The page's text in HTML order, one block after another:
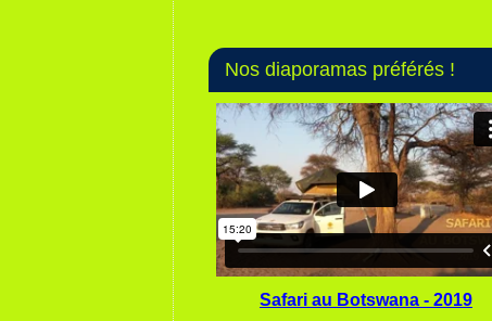
Nos diaporamas préférés !
Safari au Botswana - 2019